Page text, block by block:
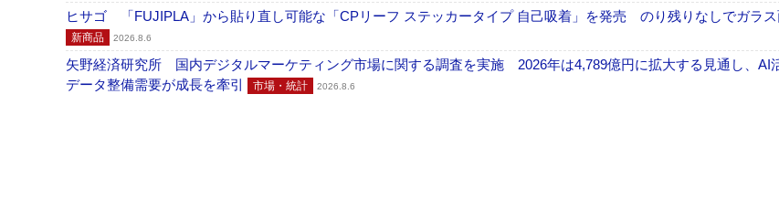
ヒサゴ 「FUJIPLA」から貼り直し可能な「CPリーフ ステッカータイプ 自己吸着」を発売 のり残りなしでガラ
新商品 2026.8.6
矢野経済研究所 国内デジタルマーケティング市場に関する調査を実施 2026年は4,789億円に拡大する見通し、AI
データ整備需要が成長を牽引
市場・統計 2026.8.6